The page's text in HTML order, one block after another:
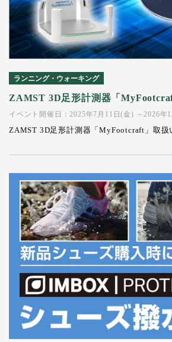
ランニング・ウォーキング
ZAMST 3D足形計測器「
イベント開催日：2025年7月11日(金) ～2026年
ZAMST 3D足形計測器「MyFootcraft」取扱